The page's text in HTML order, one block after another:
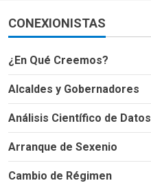
CONEXIONISTAS
¿En Qué Creemos?
Alcaldes y Gobernadores
Análisis Científico de Datos
Arranque de Sexenio
Cambio de Régimen